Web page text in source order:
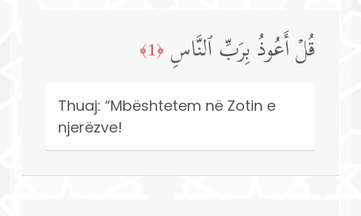
قُلۡ أَعُوذُ بِرَبِّ ٱلنَّاسِ ﴿1﴾
Thuaj: “Mbështetem në Zotin e
njerëzve!